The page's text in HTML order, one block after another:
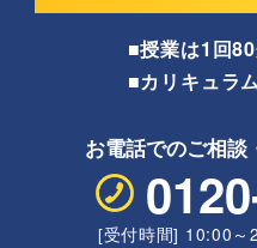
■授業は1回
■カリキュラ
お電話でのご相談
[受付時間] 10:00～